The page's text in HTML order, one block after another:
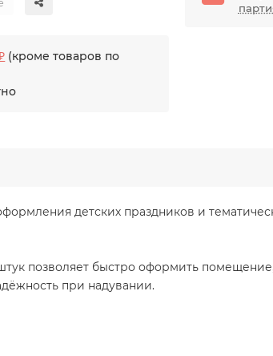
(кроме товаров по
детских праздников и
позволяет быстро оформить
при надувании.